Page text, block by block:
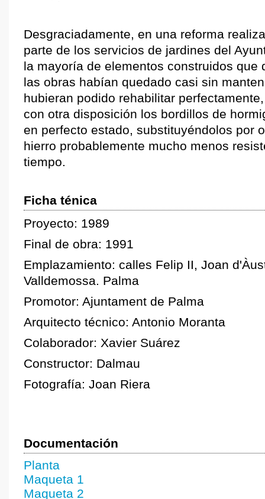
Desgraciadamente, en una reforma
parte de los servicios de jardines del
la mayoría de elementos construidos que
las obras habían quedado casi sin
hubieran podido rehabilitar
con otra disposición los bordillos de
en perfecto estado, substituyéndolos por
hierro probablemente mucho menos
tiempo.
Ficha ténica
Proyecto: 1989
Final de obra: 1991
Emplazamiento: calles Felip II, Joan
Valldemossa. Palma
Promotor: Ajuntament de Palma
Arquitecto técnico: Antonio Moranta
Colaborador: Xavier Suárez
Constructor: Dalmau
Fotografía: Joan Riera
Documentación
Planta
Maqueta 1
Maqueta 2